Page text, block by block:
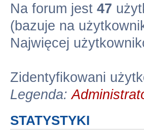
Na forum jest 47
(bazuje na
Najwięcej
Zidentyfikowani
Legenda:
STATYSTYKI